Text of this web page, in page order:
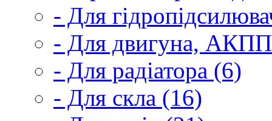
- Для
- Для двигуна,
- Для радіатора (6)
- Для скла (16)